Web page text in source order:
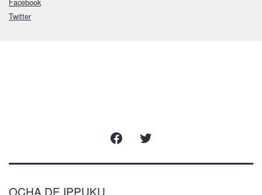
Twitter
Facebook
OCHA DE IPPUKU